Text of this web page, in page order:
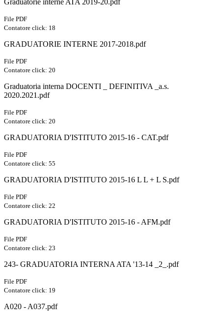
Graduatorie interne ATA 2019-20.pdf
File PDF
Contatore click: 18
GRADUATORIE INTERNE 2017-2018.pdf
File PDF
Contatore click: 20
Graduatoria interna DOCENTI _ DEFINITIVA _a.s.
2020.2021.pdf
File PDF
Contatore click: 20
GRADUATORIA D'ISTITUTO 2015-16 - CAT.pdf
File PDF
Contatore click: 55
GRADUATORIA D'ISTITUTO 2015-16 L L + L S.pdf
File PDF
Contatore click: 22
GRADUATORIA D'ISTITUTO 2015-16 - AFM.pdf
File PDF
Contatore click: 23
243- GRADUATORIA INTERNA ATA '13-14 _2_.pdf
File PDF
Contatore click: 19
A020 - A037.pdf